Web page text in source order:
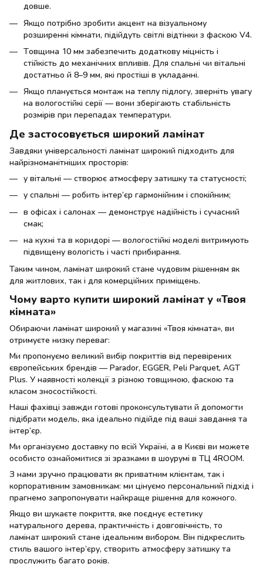
довше.
Якщо потрібно зробити акцент на візуальному
розширенні кімнати, підійдуть світлі відтінки з фаскою V4.
Товщина 10 мм забезпечить додаткову міцність і
стійкість до механічних впливів. Для спальні чи вітальні
достатньо й 8–9 мм, які простіші в укладанні.
Якщо планується монтаж на теплу підлогу, зверніть увагу
на вологостійкі серії — вони зберігають стабільність
розмірів при перепадах температури.
Де застосовується широкий ламінат
Завдяки універсальності ламінат широкий підходить для
найрізноманітніших просторів:
у вітальні — створює атмосферу затишку та статусності;
у спальні — робить інтер’єр гармонійним і спокійним;
в офісах і салонах — демонструє надійність і сучасний
смак;
на кухні та в коридорі — вологостійкі моделі витримують
підвищену вологість і часті прибирання.
Таким чином, ламінат широкий стане чудовим рішенням як
для житлових, так і для комерційних приміщень.
Чому варто купити широкий ламінат у «Твоя
кімната»
Обираючи ламінат широкий у магазині «Твоя кімната», ви
отримуєте низку переваг:
Ми пропонуємо великий вибір покриттів від перевірених
європейських брендів — Parador, EGGER, Peli Parquet, AGT
Plus. У наявності колекції з різною товщиною, фаскою та
класом зносостійкості.
Наші фахівці завжди готові проконсультувати й допомогти
підібрати модель, яка ідеально підійде під ваші завдання та
інтер’єр.
Ми організуємо доставку по всій Україні, а в Києві ви можете
особисто ознайомитися зі зразками в шоурумі в ТЦ 4ROOM.
З нами зручно працювати як приватним клієнтам, так і
корпоративним замовникам: ми цінуємо персональний підхід і
прагнемо запропонувати найкраще рішення для кожного.
Якщо ви шукаєте покриття, яке поєднує естетику
натурального дерева, практичність і довговічність, то
ламінат широкий стане ідеальним вибором. Він підкреслить
стиль вашого інтер’єру, створить атмосферу затишку та
прослужить багато років.